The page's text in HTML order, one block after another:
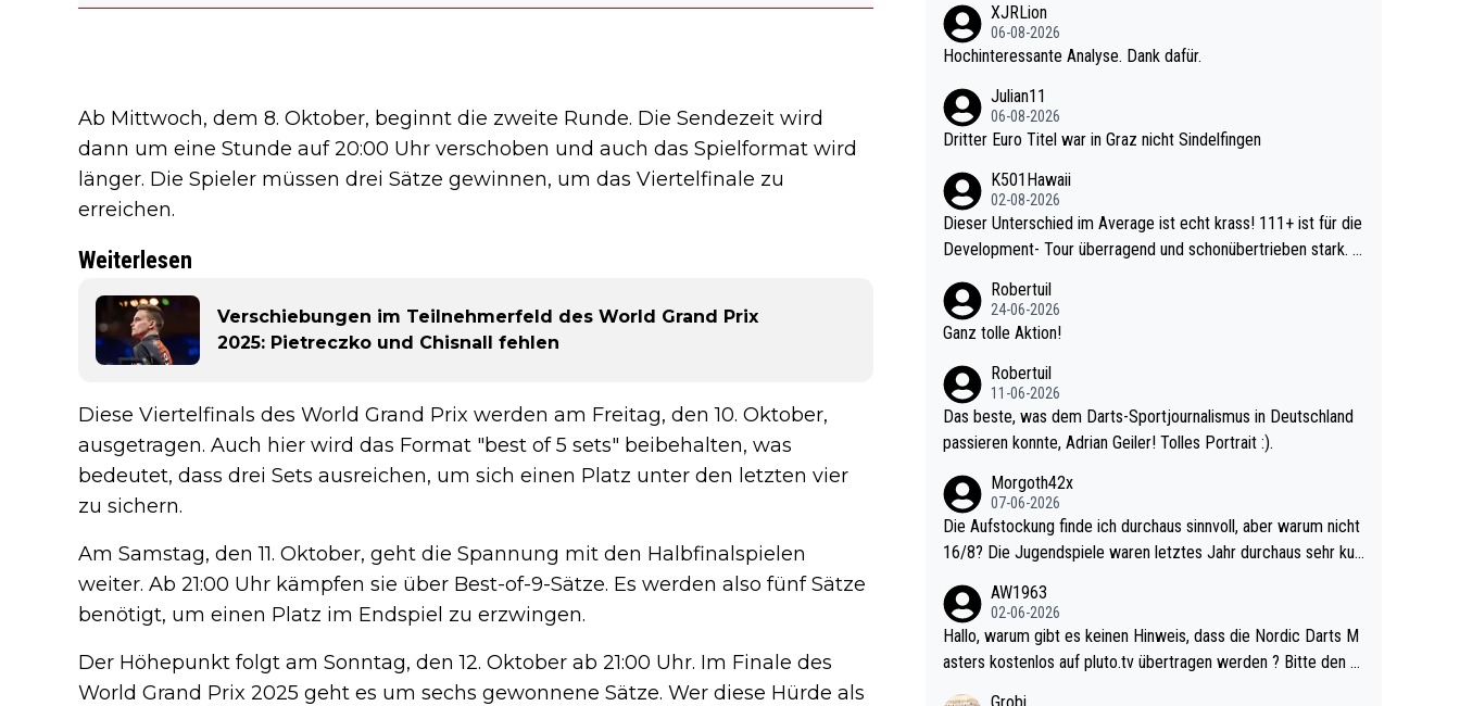
Ab Mittwoch, dem 8. Oktober, beginnt die zweite Runde. Die Sendezeit wird
dann um eine Stunde auf 20:00 Uhr verschoben und auch das Spielformat wird
länger. Die Spieler müssen drei Sätze gewinnen, um das Viertelfinale zu
erreichen.
Weiterlesen
Verschiebungen im Teilnehmerfeld des World Grand Prix
2025: Pietreczko und Chisnall fehlen
Diese Viertelfinals des World Grand Prix werden am Freitag, den 10. Oktober,
ausgetragen. Auch hier wird das Format "best of 5 sets" beibehalten, was
bedeutet, dass drei Sets ausreichen, um sich einen Platz unter den letzten vier
zu sichern.
Am Samstag, den 11. Oktober, geht die Spannung mit den Halbfinalspielen
weiter. Ab 21:00 Uhr kämpfen sie über Best-of-9-Sätze. Es werden also fünf Sätze
benötigt, um einen Platz im Endspiel zu erzwingen.
Der Höhepunkt folgt am Sonntag, den 12. Oktober ab 21:00 Uhr. Im Finale des
World Grand Prix 2025 geht es um sechs gewonnene Sätze. Wer diese Hürde als
XJRLion
06-08-2026
Hochinteressante Analyse. Dank dafür.
Julian11
06-08-2026
Dritter Euro Titel war in Graz nicht Sindelfingen
K501Hawaii
02-08-2026
Dieser Unterschied im Average ist echt krass! 111+ ist für die
Development- Tour überragend und schonübertrieben stark. U
e mal 40+ erst recht. Da gewinnst keinen Blumentopf - ist ja n
och krasser wie ein Pokalspiel eines Kreisligisten vs einem Bu
Robertuil
24-06-2026
Ganz tolle Aktion!
Robertuil
11-06-2026
Das beste, was dem Darts-Sportjournalismus in Deutschland
passieren konnte, Adrian Geiler! Tolles Portrait :).
Morgoth42x
07-06-2026
Die Aufstockung finde ich durchaus sinnvoll, aber warum nicht
16/8? Die Jugendspiele waren letztes Jahr durchaus sehr kur
l. Allerdings ist Mitchell Lawrie als Nummer 1 der Welt eh quali
fiziert. Somit ändert die automatische Qualifikation des Weltm
eisters erstmal nichts. Ich denke sie wollen damit für nächste
AW1963
02-06-2026
Hallo, warum gibt es keinen Hinweis, dass die Nordic Darts M
asters kostenlos auf pluto.tv übertragen werden ? Bitte den A